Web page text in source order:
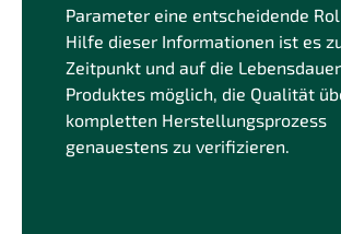
Parameter eine entscheidende
Hilfe dieser Informationen ist es
Zeitpunkt und auf die
Produktes möglich, die Qualität
kompletten Herstellungsprozess
genauestens zu verifizieren.